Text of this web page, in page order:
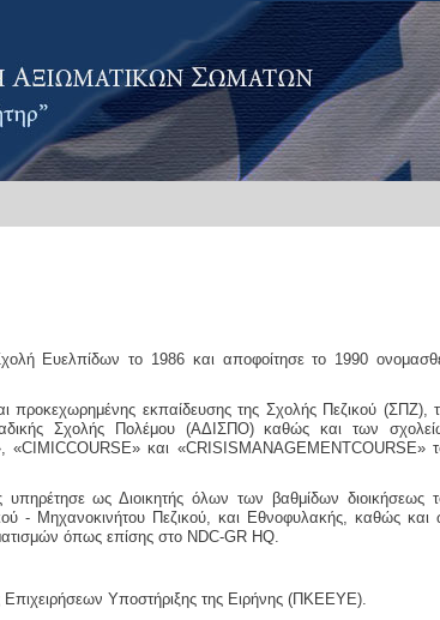
Ευελπίδων το 1986 και αποφοίτησε το 1990
προκεχωρημένης εκπαίδευσης της Σχολής Πεζικού (ΣΠΖ),
Σχολής Πολέμου (ΑΔΙΣΠΟ) καθώς και των
«CIMICCOURSE» και «CRISIS MANAGEMENTCOURSE»
υπηρέτησε ως Διοικητής όλων των βαθμίδων διοικήσεως
- Μηχανοκινήτου Πεζικού, και Εθνοφυλακής, καθώς και
όπως επίσης στο NDC-GR HQ.
Υποστήριξης της Ειρήνης (ΠΚΕΕΥΕ).